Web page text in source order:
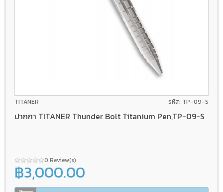
TITANER รหัส: TP-09-S
ปากกา TITANER Thunder Bolt Titanium Pen,TP-09-S
0 Review(s)
฿3,000.00